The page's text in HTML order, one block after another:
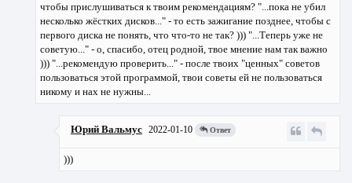
чтобы прислушиваться к твоим рекомендациям? "...пока не убил
несколько жёстких дисков..." - то есть зажигание позднее, чтобы с
первого диска не понять, что что-то не так? ))) "...Теперь уже не
советую..." - о, спасибо, отец родной, твое мнение нам так важно
))) "...рекомендую проверить..." - после твоих "ценных" советов
пользоваться этой программой, твои советы ей не пользоваться
никому и нах не нужны...
Юрий Вальмус 2022-01-10 Ответ
)))